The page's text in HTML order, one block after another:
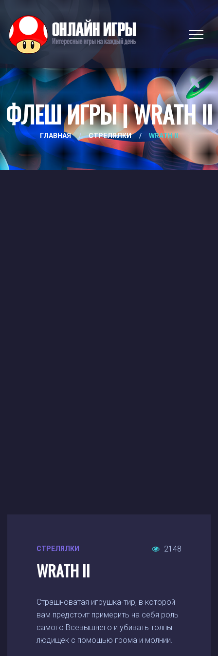
ФЛЕШ ИГРЫ | WRATH II
ГЛАВНАЯ / СТРЕЛЯЛКИ / WRATH II
СТРЕЛЯЛКИ 2148
WRATH II
Страшноватая игрушка-тир, в которой
вам предстоит примерить на себя роль
самого Всевышнего и убивать толпы
людищек с помощью грома и молнии.